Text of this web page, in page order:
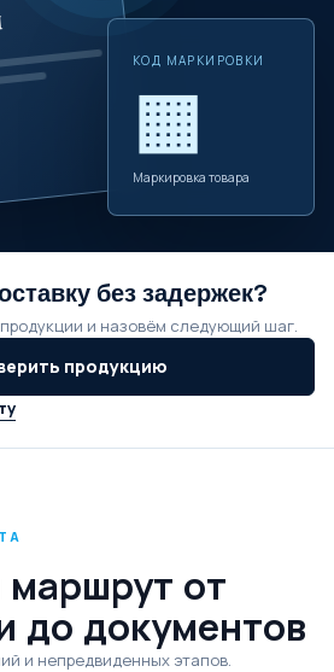
КОД МАРКИРОВКИ
▦
Маркировка товара
без задержек?
и назовём следующий шаг.
продукцию
от
до документов
и непредвиденных этапов.